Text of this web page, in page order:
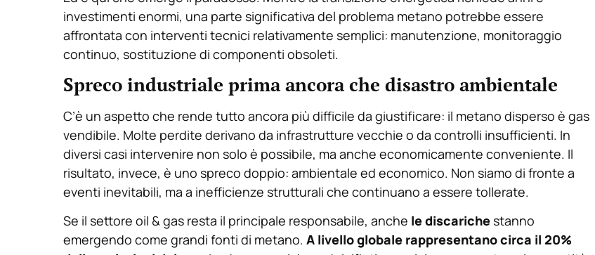
investimenti enormi, una parte significativa del problema metano potrebbe essere
affrontata con interventi tecnici relativamente semplici: manutenzione, monitoraggio
continuo, sostituzione di componenti obsoleti.
Spreco industriale prima ancora che disastro ambientale
C’è un aspetto che rende tutto ancora più difficile da giustificare: il metano disperso è gas
vendibile. Molte perdite derivano da infrastrutture vecchie o da controlli insufficienti. In
diversi casi intervenire non solo è possibile, ma anche economicamente conveniente. Il
risultato, invece, è uno spreco doppio: ambientale ed economico. Non siamo di fronte a
eventi inevitabili, ma a inefficienze strutturali che continuano a essere tollerate.
Se il settore oil & gas resta il principale responsabile, anche le discarichestanno
emergendo come grandi fonti di metano. A livello globale rappresentano circa il 20%